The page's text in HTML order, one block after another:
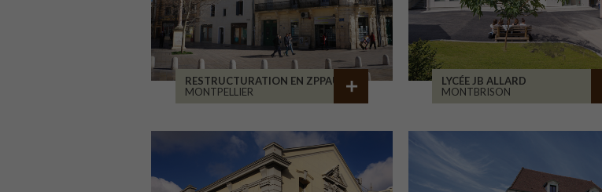
RESTRUCTURATION EN ZPPAUP
MONTPELLIER
LYCÉE JB ALLARD
MONTBRISON